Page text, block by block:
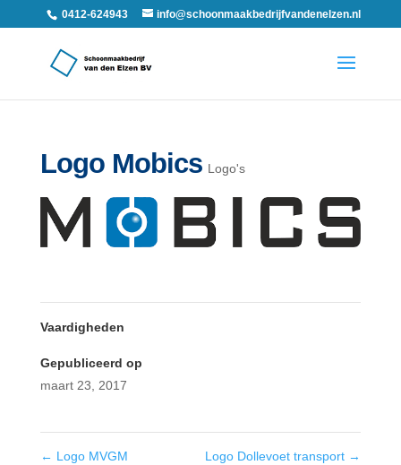
0412-624943 info@schoonmaakbedrijfvandenelzen.nl
Logo Mobics Logo's
Vaardigheden
Gepubliceerd op
maart 23, 2017
← Logo MVGM Logo Dollevoet transport →